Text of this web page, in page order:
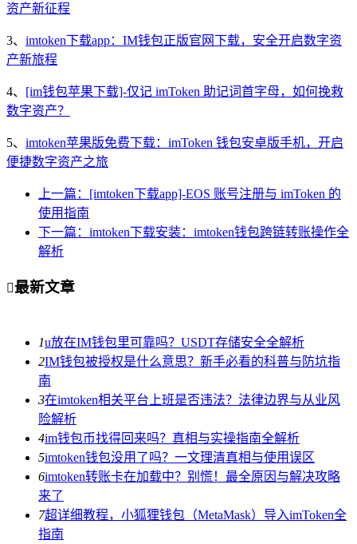
资产新征程
3、 imtoken下载app：IM钱包正版官网下载，安全开启数字资
产新旅程
4、 [im钱包苹果下载]-仅记 imToken 助记词首字母，如何挽救
数字资产？
5、 imtoken苹果版免费下载：imToken 钱包安卓版手机，开启
便捷数字资产之旅
上一篇：[imtoken下载app]-EOS 账号注册与 imToken 的
使用指南
下一篇：imtoken下载安装：imtoken钱包跨链转账操作全
解析
最新文章
1u放在IM钱包里可靠吗？USDT存储安全全解析
2IM钱包被授权是什么意思？新手必看的科普与防坑指
南
3在imtoken相关平台上班是否违法？法律边界与从业风
险解析
4im钱包币找得回来吗？真相与实操指南全解析
5imtoken钱包没用了吗？一文理清真相与使用误区
6imtoken转账卡在加载中？别慌！最全原因与解决攻略
来了
7超详细教程，小狐狸钱包（MetaMask）导入imToken全
指南